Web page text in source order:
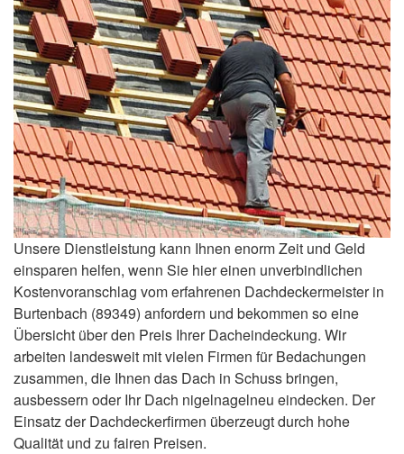
Unsere Dienstleistung kann Ihnen enorm Zeit und Geld
einsparen helfen, wenn Sie hier einen unverbindlichen
Kostenvoranschlag vom erfahrenen Dachdeckermeister in
Burtenbach (89349) anfordern und bekommen so eine
Übersicht über den Preis Ihrer Dacheindeckung. Wir
arbeiten landesweit mit vielen Firmen für Bedachungen
zusammen, die Ihnen das Dach in Schuss bringen,
ausbessern oder Ihr Dach nigelnagelneu eindecken. Der
Einsatz der Dachdeckerfirmen überzeugt durch hohe
Qualität und zu fairen Preisen.